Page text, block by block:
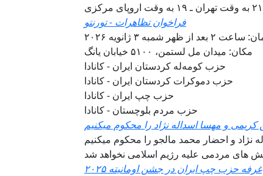
فراخوان تظاهرات - تورنتو
۲ بعد از ظهر شمبه ۳ ژانویه ۲۰۲۶
مکان: میدان مل لستمن، ۵۱۰۰ خیابان یانگ
حزب کومه‌له کردستان ایران - کانادا
حزب دموکرات کردستان ایران - کانادا
حزب چپ ایران - کانادا
حزب مردم بلوچستان - کانادا
و مهسا اسداله نژاد را محکوم میکنیم
نژاد و احضار محمد مالجو را محکوم میکنیم
های مردمی علیه رژیم اسلامی نخواهد شد
غرفه حزب چپ ایران در جشن اومانیته ۲۰۲۵